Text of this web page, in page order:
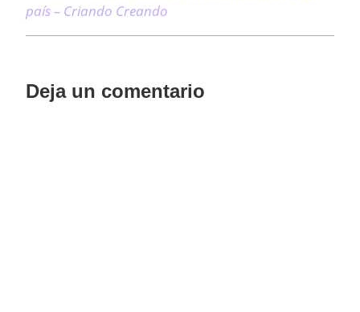
país – Criando Creando
Deja un comentario